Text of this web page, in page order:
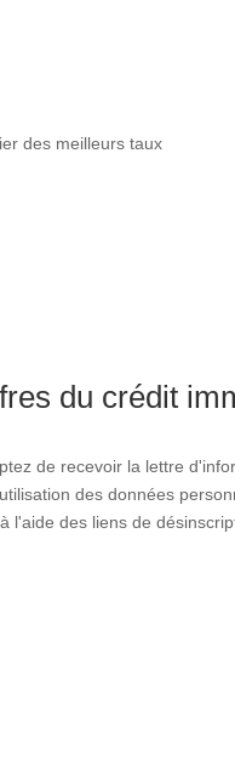
des meilleurs taux
du crédit
de recevoir la lettre
des données
l'aide des liens de